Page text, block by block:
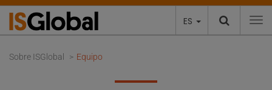
ES
Sobre ISGlobal Equipo